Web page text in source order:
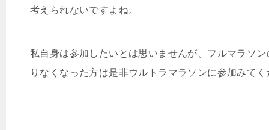
考えられないですよね。
私自身は参加したいとは思いませんが、フルマラソ
りなくなった方は是非ウルトラマラソンに参加みて